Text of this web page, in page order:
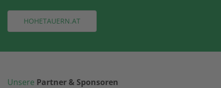
HOHETAUERN.AT
Unsere Partner & Sponsoren